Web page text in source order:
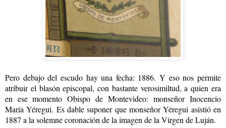
Pero debajo del escudo hay una fecha: 1886. Y eso nos permite
atribuir el blasón episcopal, con bastante verosimiltud, a quien era
en ese momento Obispo de Montevideo: monseñor Inocencio
María Yéregui. Es dable suponer que monseñor Yéregui asistió en
1887 a la solemne coronación de la imagen de la Virgen de Luján.